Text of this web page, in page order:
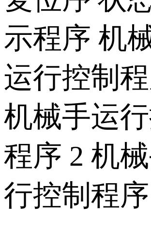
示程序 机
运行控制
机械手运
程序 2 机
行控制程序